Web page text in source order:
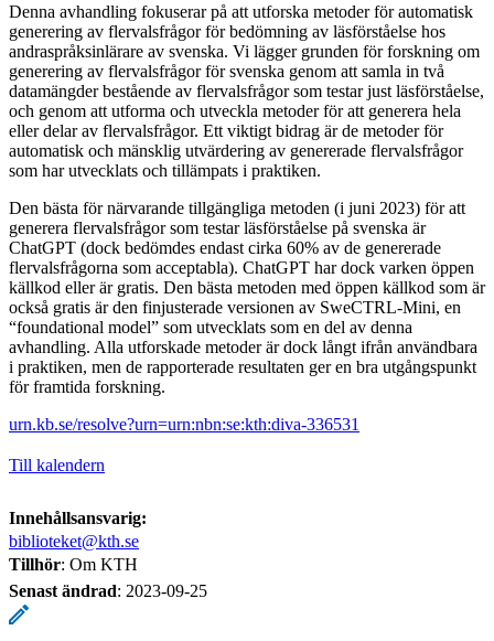
Denna avhandling fokuserar på att utforska metoder för automatisk
generering av flervalsfrågor för bedömning av läsförståelse hos
andraspråksinlärare av svenska. Vi lägger grunden för forskning om
generering av flervalsfrågor för svenska genom att samla in två
datamängder bestående av flervalsfrågor som testar just läsförståelse,
och genom att utforma och utveckla metoder för att generera hela
eller delar av flervalsfrågor. Ett viktigt bidrag är de metoder för
automatisk och mänsklig utvärdering av genererade flervalsfrågor
som har utvecklats och tillämpats i praktiken.
Den bästa för närvarande tillgängliga metoden (i juni 2023) för att
generera flervalsfrågor som testar läsförståelse på svenska är
ChatGPT (dock bedömdes endast cirka 60% av de genererade
flervalsfrågorna som acceptabla). ChatGPT har dock varken öppen
källkod eller är gratis. Den bästa metoden med öppen källkod som är
också gratis är den finjusterade versionen av SweCTRL-Mini, en
“foundational model” som utvecklats som en del av denna
avhandling. Alla utforskade metoder är dock långt ifrån användbara
i praktiken, men de rapporterade resultaten ger en bra utgångspunkt
för framtida forskning.
urn.kb.se/resolve?urn=urn:nbn:se:kth:diva-336531
Till kalendern
Innehållsansvarig:
biblioteket@kth.se
Tillhör: Om KTH
Senast ändrad: 2023-09-25